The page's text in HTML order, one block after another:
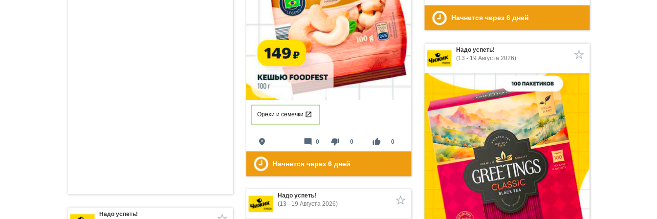
Начнется через 6 дней
Орехи и семечки
place thumb_down 0 thumb_up 0
mode_comment 0
Начнется через 6 дней
Надо успеть!
(13 - 19 Августа 2026)
Надо успеть!
(13 - 19 Августа 2026)
Надо успеть!